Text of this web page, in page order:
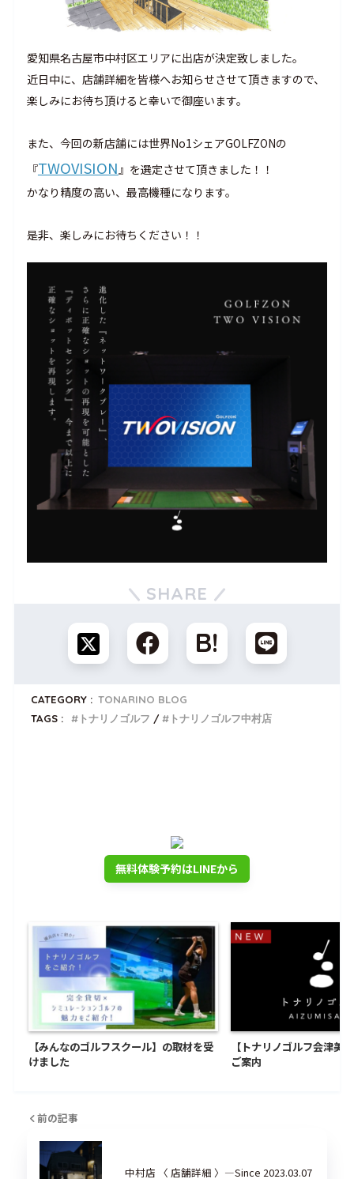
愛知県名古屋市中村区エリアに出店が決定致しました。
近日中に、店舗詳細を皆様へお知らせさせて頂きますので、
楽しみにお待ち頂けると幸いで御座います。
また、今回の新店舗には世界No1シェアGOLFZONの
『TWOVISION 』を選定させて頂きました！！
かなり精度の高い、最高機種になります。
是非、楽しみにお待ちください！！
SHARE
CATEGORY : TONARINO BLOG
TAGS :
トナリノゴルフ トナリノゴルフ中村店
無料体験予約はLINEから
【みんなのゴルフスクール】の取材を受
けました
【トナリノゴルフ会津美
ご案内
前の記事
中村店 〈 店舗詳細 〉―Since 2023.03.07